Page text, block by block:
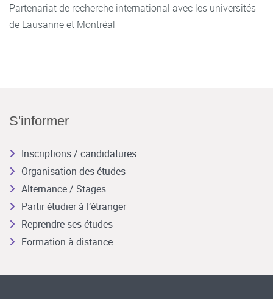
Partenariat de recherche international avec les universités
de Lausanne et Montréal
S'informer
Inscriptions / candidatures
Organisation des études
Alternance / Stages
Partir étudier à l’étranger
Reprendre ses études
Formation à distance